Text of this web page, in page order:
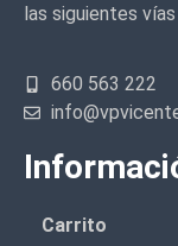
las siguientes
660 563 222
Carrito